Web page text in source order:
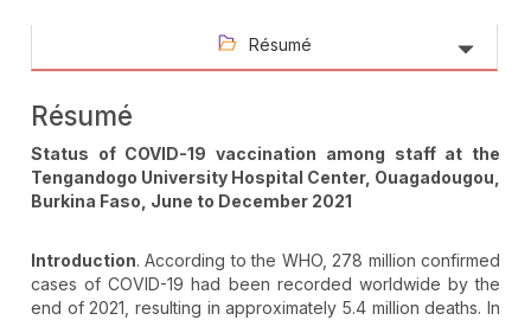
Résumé
Résumé
Status of COVID-19 vaccination among staff at the
Tengandogo University Hospital Center, Ouagadougou,
Burkina Faso, June to December 2021
Introduction. According to the WHO, 278 million confirmed
cases of COVID-19 had been recorded worldwide by the
end of 2021, resulting in approximately 5.4 million deaths. In